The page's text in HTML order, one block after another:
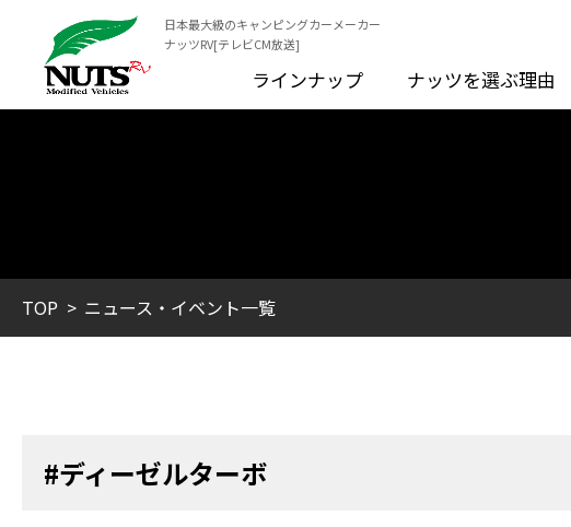
日本最大級のキャンピングカーメーカー
ナッツRV[テレビCM放送]
ラインナップ
ナッツを選ぶ理由
TOP ニュース・イベント一覧
#ディーゼルターボ